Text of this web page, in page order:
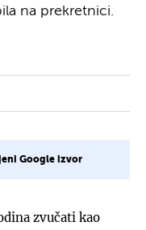
na prekretnici.
Google izvor
zvučati kao